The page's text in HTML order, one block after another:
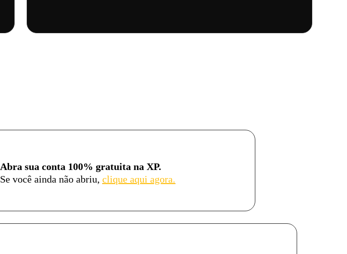
Abra sua conta 100% gratuita na XP.
Se você ainda não abriu,clique aqui agora.